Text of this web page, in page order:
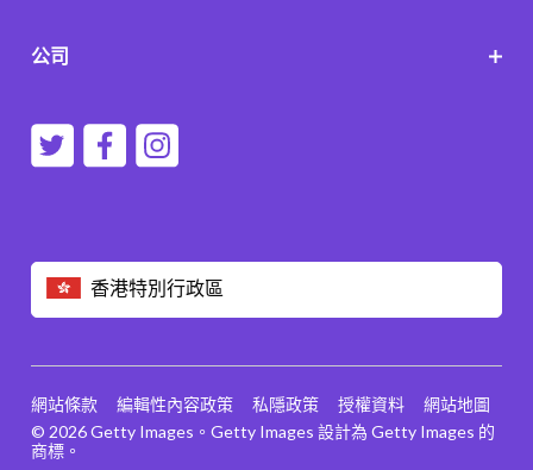
香港特別行政區
公司
© 2026 Getty Images。Getty Images 設計為 Getty Images 的
商標。
網站條款 編輯性內容政策 私隱政策 授權資料 網站地圖